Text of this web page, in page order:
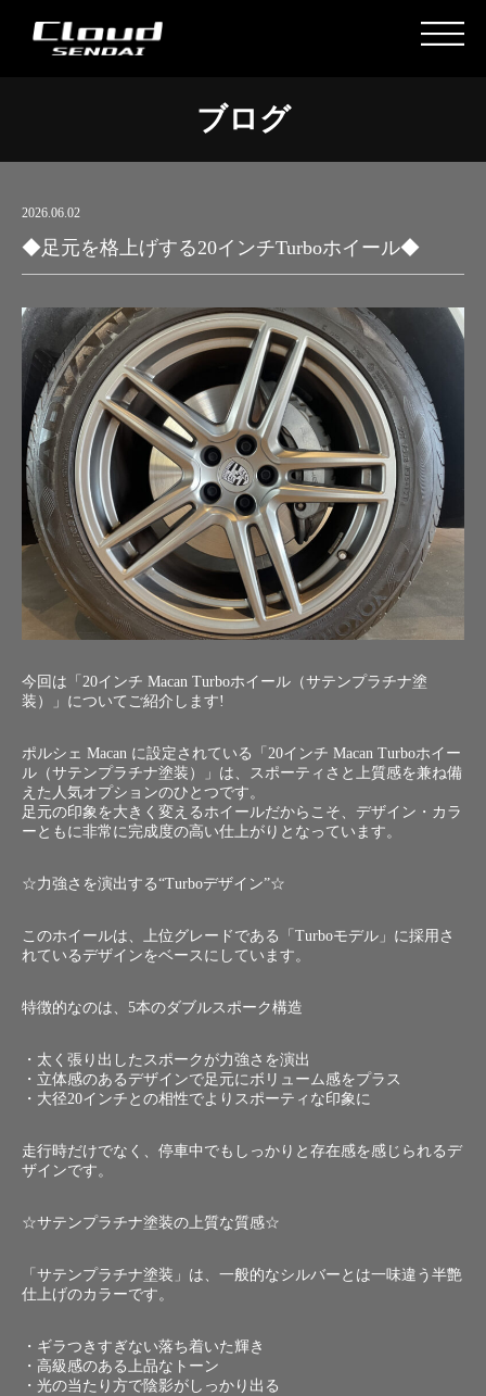
ブログ
2026.06.02
◆足元を格上げする20インチTurboホイール◆
今回は「20インチ Macan Turboホイール（サテンプラチナ塗
装）」についてご紹介します!
ポルシェ Macan に設定されている「20インチ Macan Turboホイー
ル（サテンプラチナ塗装）」は、スポーティさと上質感を兼ね備
えた人気オプションのひとつです。
足元の印象を大きく変えるホイールだからこそ、デザイン・カラ
ーともに非常に完成度の高い仕上がりとなっています。
☆力強さを演出する“Turboデザイン”☆
このホイールは、上位グレードである「Turboモデル」に採用さ
れているデザインをベースにしています。
特徴的なのは、5本のダブルスポーク構造
・太く張り出したスポークが力強さを演出
・立体感のあるデザインで足元にボリューム感をプラス
・大径20インチとの相性でよりスポーティな印象に
走行時だけでなく、停車中でもしっかりと存在感を感じられるデ
ザインです。
☆サテンプラチナ塗装の上質な質感☆
「サテンプラチナ塗装」は、一般的なシルバーとは一味違う半艶
仕上げのカラーです。
・ギラつきすぎない落ち着いた輝き
・高級感のある上品なトーン
・光の当たり方で陰影がしっかり出る